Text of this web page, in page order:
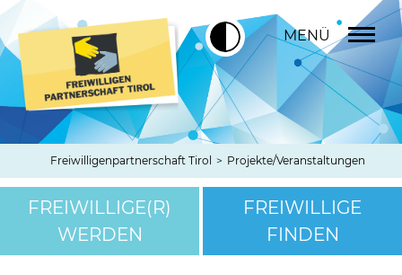
MENÜ
Freiwilligenpartnerschaft Tirol > Projekte/Veranstaltungen
FREIWILLIGE(R)
WERDEN
FREIWILLIGE
FINDEN